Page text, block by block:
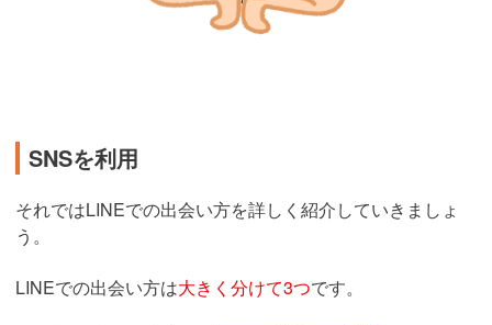
SNSを利用
それではLINEでの出会い方を詳しく紹介していきましょ
う。
LINEでの出会い方は大きく分けて3つです。